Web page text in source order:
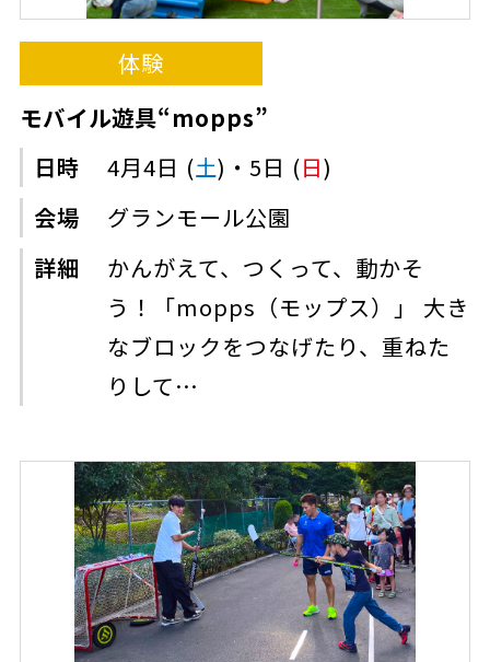
体験
モバイル遊具“mopps”
日時 4月4日 (土)・5日 (日)
会場
グランモール公園
詳細
かんがえて、つくって、動かそ
う！「mopps（モップス）」 大き
なブロックをつなげたり、重ねた
りして…